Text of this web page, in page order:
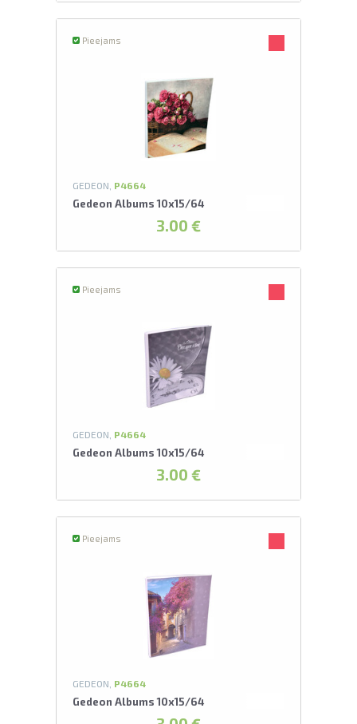
Pieejams
GEDEON, P4664
Gedeon Albums 10x15/64
3.00 €
Pieejams
GEDEON, P4664
Gedeon Albums 10x15/64
3.00 €
Pieejams
GEDEON, P4664
Gedeon Albums 10x15/64